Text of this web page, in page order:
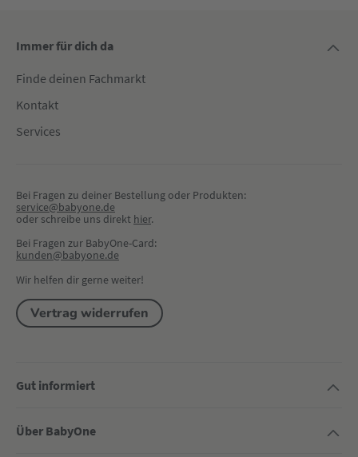
Immer für dich da
Finde deinen Fachmarkt
Kontakt
Services
Bei Fragen zu deiner Bestellung oder Produkten:
service@babyone.de
oder schreibe uns direkt hier.
Bei Fragen zur BabyOne-Card:
kunden@babyone.de
Wir helfen dir gerne weiter!
Vertrag widerrufen
Gut informiert
Über BabyOne